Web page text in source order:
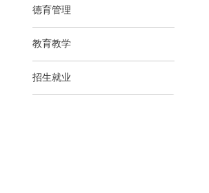
德育管理
教育教学
招生就业